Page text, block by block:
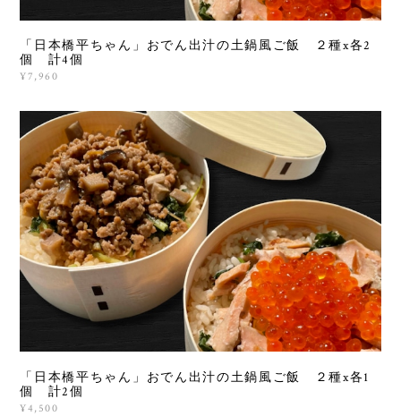
「日本橋平ちゃん」おでん出汁の土鍋風ご飯 ２種x各2
個 計4個
¥7,960
「日本橋平ちゃん」おでん出汁の土鍋風ご飯 ２種x各1
個 計2個
¥4,500